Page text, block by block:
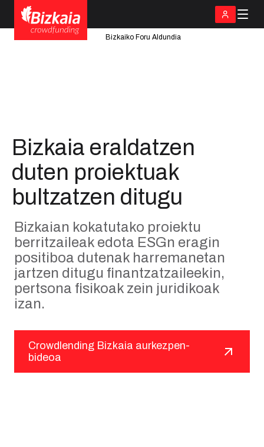
Bizkaiko Foru Aldundia
Bizkaia eraldatzen
duten proiektuak
bultzatzen ditugu
Bizkaian kokatutako proiektu
berritzaileak edota ESGn eragin
positiboa dutenak harremanetan
jartzen ditugu finantzatzaileekin,
pertsona fisikoak zein juridikoak
izan.
Crowdlending Bizkaia aurkezpen-
bideoa